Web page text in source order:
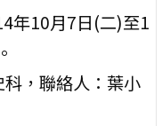
年10月7日(二)至1
，聯絡人：葉小